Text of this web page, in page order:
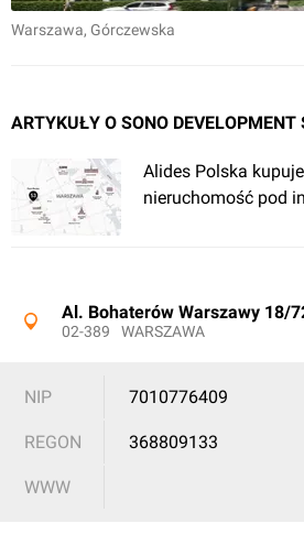
Warszawa, Górczewska
ARTYKUŁY O SONO DEVELOPMENT
Alides Polska
nieruchomość pod
Al. Bohaterów Warszawy 18/
02-389 WARSZAWA
NIP 7010776409
REGON 368809133
WWW